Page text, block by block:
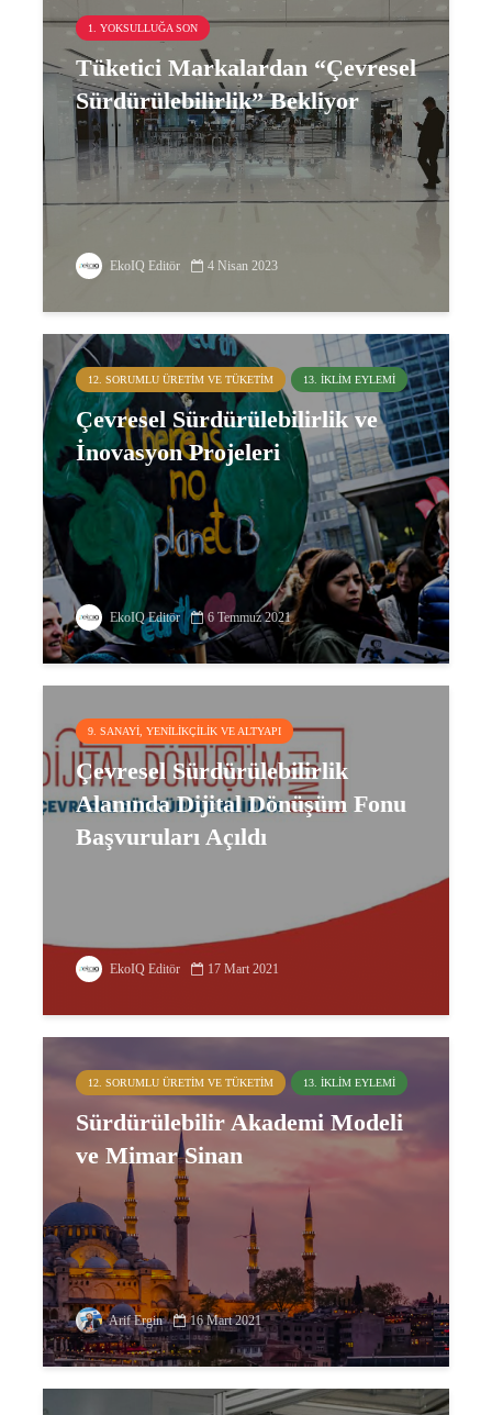
1. YOKSULLUĞA SON
Tüketici Markalardan “Çevresel
Sürdürülebilirlik” Bekliyor
EkoIQ Editör 4 Nisan 2023
12. SORUMLU ÜRETIM VE TÜKETIM 13. İKLIM EYLEMI
Çevresel Sürdürülebilirlik ve
İnovasyon Projeleri
EkoIQ Editör 6 Temmuz 2021
9. SANAYI, YENILIKÇILIK VE ALTYAPI
Çevresel Sürdürülebilirlik
Alanında Dijital Dönüşüm Fonu
Başvuruları Açıldı
EkoIQ Editör 17 Mart 2021
12. SORUMLU ÜRETIM VE TÜKETIM 13. İKLIM EYLEMI
Sürdürülebilir Akademi Modeli
ve Mimar Sinan
Arif Ergin 16 Mart 2021